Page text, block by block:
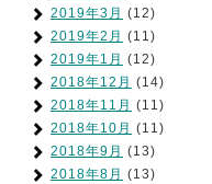
2019年3月 (12)
2019年2月 (11)
2019年1月 (12)
2018年12月 (14)
2018年11月 (11)
2018年10月 (11)
2018年9月 (13)
2018年8月 (13)